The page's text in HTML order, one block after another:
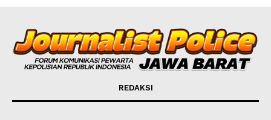
REDAKSI